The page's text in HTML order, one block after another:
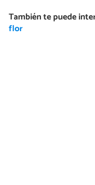
También te puede
flor